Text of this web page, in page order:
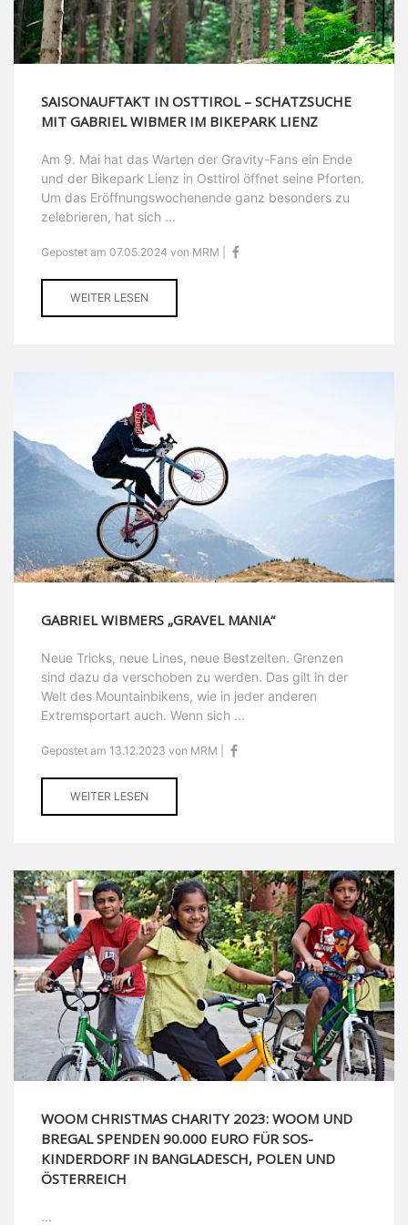
SAISONAUFTAKT IN OSTTIROL – SCHATZSUCHE
MIT GABRIEL WIBMER IM BIKEPARK LIENZ
Am 9. Mai hat das Warten der Gravity-Fans ein Ende
und der Bikepark Lienz in Osttirol öffnet seine Pforten.
Um das Eröffnungswochenende ganz besonders zu
zelebrieren, hat sich ...
Gepostet am 07.05.2024 von MRM |
WEITER LESEN
GABRIEL WIBMERS „GRAVEL MANIA“
Neue Tricks, neue Lines, neue Bestzeiten. Grenzen
sind dazu da verschoben zu werden. Das gilt in der
Welt des Mountainbikens, wie in jeder anderen
Extremsportart auch. Wenn sich ...
Gepostet am 13.12.2023 von MRM |
WEITER LESEN
WOOM CHRISTMAS CHARITY 2023: WOOM UND
BREGAL SPENDEN 90.000 EURO FÜR SOS-
KINDERDORF IN BANGLADESCH, POLEN UND
ÖSTERREICH
...